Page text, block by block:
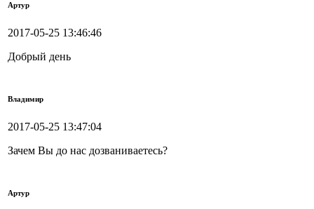
Артур
2017-05-25 13:46:46
Добрый день
Владимир
2017-05-25 13:47:04
Зачем Вы до нас дозваниваетесь?
Артур